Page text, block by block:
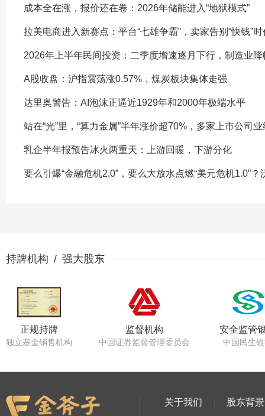
成本全在涨，报价还在卷：2026年储能进入“地狱模式”
拉美电商进入新赛点：平台“七雄争霸”，卖家告别“快钱”时
2026年上半年民间投资：二季度增速逐月下行，制造业降
A股收盘：沪指震荡涨0.57%，煤炭板块集体走强
达里奥警告：AI泡沫正逼近1929年和2000年极端水平
站在“光”里，“算力金属”半年涨价超70%，多家上市公司
乳企半年报预告冰火两重天：上游回暖，下游分化
要么引爆“金融危机2.0”，要么大放水点燃“美元危机1.0”
持牌机构 / 强大股东
正规持牌
独立基金销售机构
监督机构
中国证券监督管理委员会
安全监管
中国民生
关于我们 股东背景